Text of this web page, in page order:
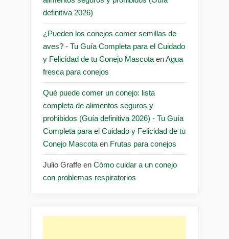
definitiva 2026)
¿Pueden los conejos comer semillas de
aves? - Tu Guía Completa para el Cuidado
y Felicidad de tu Conejo Mascota enAgua
fresca para conejos
Qué puede comer un conejo: lista
completa de alimentos seguros y
prohibidos (Guía definitiva 2026) - Tu Guía
Completa para el Cuidado y Felicidad de tu
Conejo Mascota en Frutas para conejos
Julio Graffe en Cómo cuidar a un conejo
con problemas respiratorios